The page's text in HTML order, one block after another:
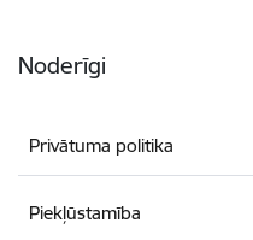
Noderīgi
Privātuma politika
Piekļūstamība